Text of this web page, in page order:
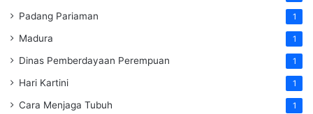
Padang Pariaman 1
Madura 1
Dinas Pemberdayaan Perempuan 1
Hari Kartini 1
Cara Menjaga Tubuh 1